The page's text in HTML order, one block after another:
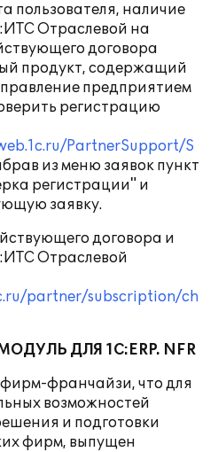
пользователя, наличие
Отраслевой на
договора
продукт, содержащий
предприятием
регистрацию
PartnerSupport/S
из меню заявок пункт
регистрации" и
заявку.
договора и
Отраслевой
partner/subscription/ch
ДЛЯ 1С:ERP. NFR
франчайзи, что для
возможностей
и подготовки
фирм, выпущен